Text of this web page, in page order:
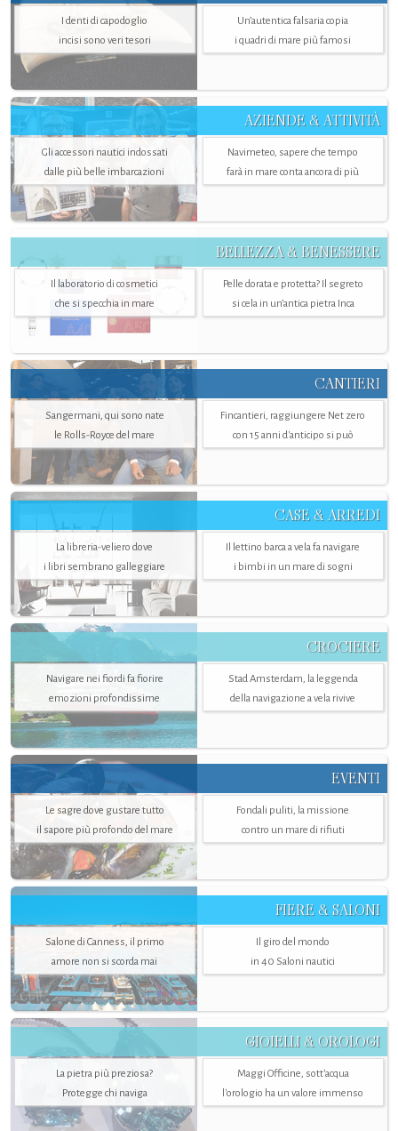
I denti di capodoglio
incisi sono veri tesori
Un’autentica falsaria copia
i quadri di mare più famosi
AZIENDE & ATTIVITÀ
Gli accessori nautici indossati
dalle più belle imbarcazioni
Navimeteo, sapere che tempo
farà in mare conta ancora di più
BELLEZZA & BENESSERE
Il laboratorio di cosmetici
che si specchia in mare
Pelle dorata e protetta? Il segreto
si cela in un’antica pietra Inca
CANTIERI
Sangermani, qui sono nate
le Rolls-Royce del mare
Fincantieri, raggiungere Net zero
con 15 anni d'anticipo si può
CASE & ARREDI
La libreria-veliero dove
i libri sembrano galleggiare
Il lettino barca a vela fa navigare
i bimbi in un mare di sogni
CROCIERE
Navigare nei fiordi fa fiorire
emozioni profondissime
Stad Amsterdam, la leggenda
della navigazione a vela rivive
EVENTI
Le sagre dove gustare tutto
il sapore più profondo del mare
Fondali puliti, la missione
contro un mare di rifiuti
FIERE & SALONI
Salone di Canness, il primo
amore non si scorda mai
Il giro del mondo
in 40 Saloni nautici
GIOIELLI & OROLOGI
La pietra più preziosa?
Protegge chi naviga
Maggi Officine, sott’acqua
l'orologio ha un valore immenso